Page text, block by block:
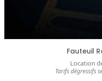
Fauteuil
Location
Tarifs dégressifs